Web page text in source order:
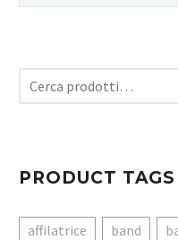
PRODUCT TAGS
affilatrice band